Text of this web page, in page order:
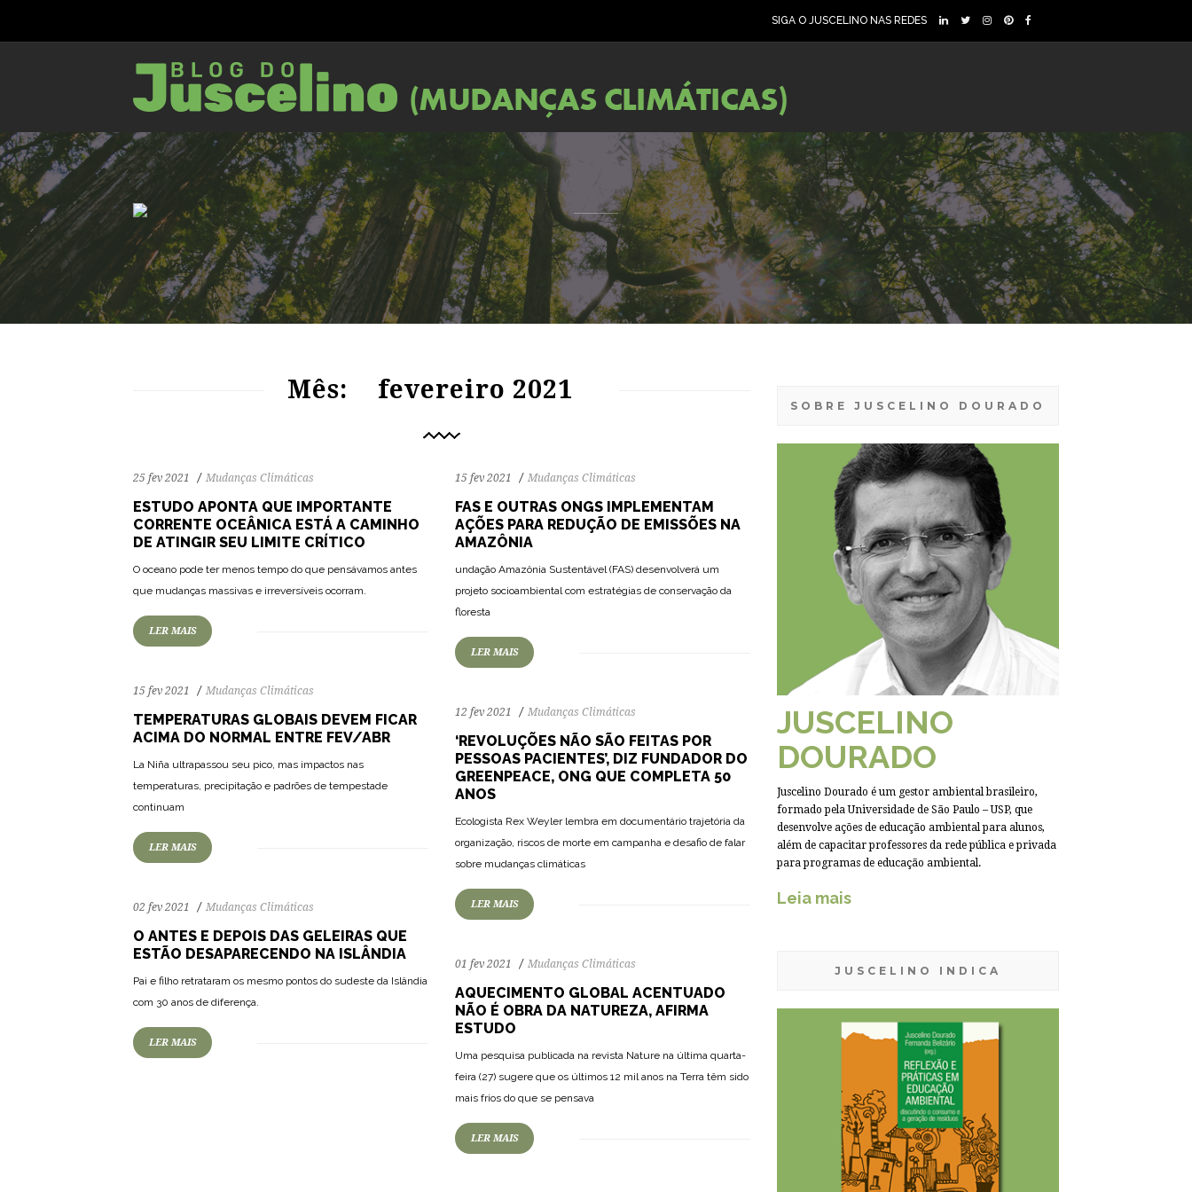
SIGA O JUSCELINO NAS REDES
Mês: fevereiro 2021
25 fev 2021 Mudanças Climáticas
ESTUDO APONTA QUE IMPORTANTE
CORRENTE OCEÂNICA ESTÁ A CAMINHO
DE ATINGIR SEU LIMITE CRÍTICO
O oceano pode ter menos tempo do que pensávamos antes
que mudanças massivas e irreversíveis ocorram.
LER MAIS
15 fev 2021 Mudanças Climáticas
FAS E OUTRAS ONGS IMPLEMENTAM
AÇÕES PARA REDUÇÃO DE EMISSÕES NA
AMAZÔNIA
undação Amazônia Sustentável (FAS) desenvolverá um
projeto socioambiental com estratégias de conservação da
floresta
LER MAIS
15 fev 2021 Mudanças Climáticas
TEMPERATURAS GLOBAIS DEVEM FICAR
ACIMA DO NORMAL ENTRE FEV/ABR
La Niña ultrapassou seu pico, mas impactos nas
temperaturas, precipitação e padrões de tempestade
continuam
LER MAIS
12 fev 2021 Mudanças Climáticas
‘REVOLUÇÕES NÃO SÃO FEITAS POR
PESSOAS PACIENTES’, DIZ FUNDADOR DO
GREENPEACE, ONG QUE COMPLETA 50
ANOS
Ecologista Rex Weyler lembra em documentário trajetória da
organização, riscos de morte em campanha e desafio de falar
sobre mudanças climáticas
LER MAIS
02 fev 2021 Mudanças Climáticas
O ANTES E DEPOIS DAS GELEIRAS QUE
ESTÃO DESAPARECENDO NA ISLÂNDIA
Pai e filho retrataram os mesmo pontos do sudeste da Islândia
com 30 anos de diferença.
LER MAIS
01 fev 2021 Mudanças Climáticas
AQUECIMENTO GLOBAL ACENTUADO
NÃO É OBRA DA NATUREZA, AFIRMA
ESTUDO
Uma pesquisa publicada na revista Nature na última quarta-
feira (27) sugere que os últimos 12 mil anos na Terra têm sido
mais frios do que se pensava
LER MAIS
SOBRE JUSCELINO DOURADO
JUSCELINO
DOURADO
Juscelino Dourado é um gestor ambiental brasileiro,
formado pela Universidade de São Paulo – USP, que
desenvolve ações de educação ambiental para alunos,
além de capacitar professores da rede pública e privada
para programas de educação ambiental.
Leia mais
JUSCELINO INDICA